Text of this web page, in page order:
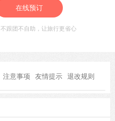
在线预订
不跟团不自助，让旅行更省心
注意事项 友情提示 退改规则